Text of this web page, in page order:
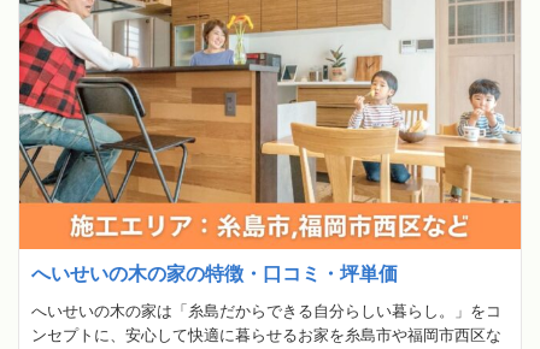
へいせいの木の家の特徴・口コミ・坪単価
へいせいの木の家は「糸島だからできる自分らしい暮らし。」をコ
ンセプトに、安心して快適に暮らせるお家を糸島市や福岡市西区な